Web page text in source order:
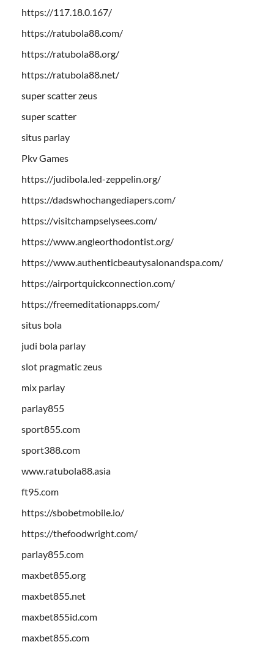
https://117.18.0.167/
https://ratubola88.com/
https://ratubola88.org/
https://ratubola88.net/
super scatter zeus
super scatter
situs parlay
Pkv Games
https://judibola.led-zeppelin.org/
https://dadswhochangediapers.com/
https://visitchampselysees.com/
https://www.angleorthodontist.org/
https://www.authenticbeautysalonandspa.com/
https://airportquickconnection.com/
https://freemeditationapps.com/
situs bola
judi bola parlay
slot pragmatic zeus
mix parlay
parlay855
sport855.com
sport388.com
www.ratubola88.asia
ft95.com
https://sbobetmobile.io/
https://thefoodwright.com/
parlay855.com
maxbet855.org
maxbet855.net
maxbet855id.com
maxbet855.com